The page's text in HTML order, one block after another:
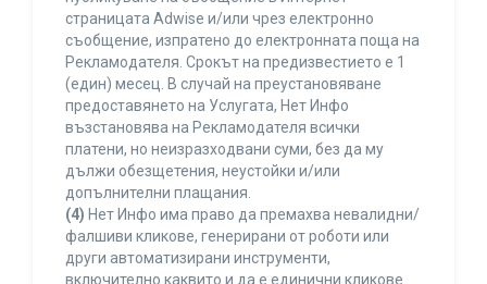
страницата Adwise и/или чрез електронно
съобщение, изпратено до електронната поща на
Рекламодателя. Срокът на предизвестието е 1
(един) месец. В случай на преустановяване
предоставянето на Услугата, Нет Инфо
възстановява на Рекламодателя всички
платени, но неизразходвани суми, без да му
дължи обезщетения, неустойки и/или
допълнителни плащания.
(4) Нет Инфо има право да премахва невалидни/
фалшиви кликове, генерирани от роботи или
други автоматизирани инструменти,
включително каквито и да е единични кликове